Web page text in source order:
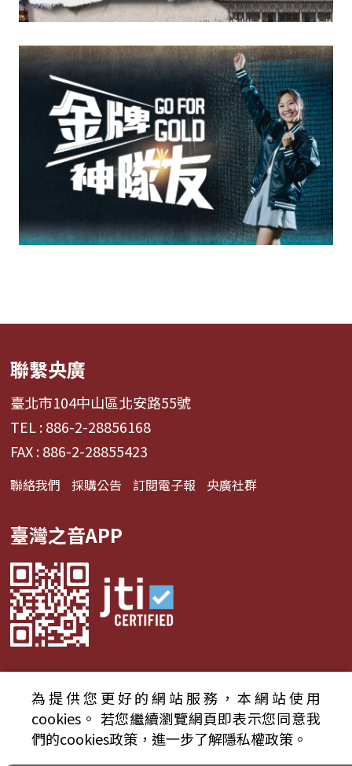
聯繫央廣
臺北市104中山區北安路55號
TEL : 886-2-28856168
FAX : 886-2-28855423
聯絡我們 採購公告 訂閱電子報 央廣社群
臺灣之音APP
© 2024財團法人中央廣播電臺 版權所有
資通安全政策聲明
服務條款 隱私權條款
為提供您更好的網站服務，本網站使用
cookies。 若您繼續瀏覽網頁即表示您同意我
們的cookies政策，進一步了解隱私權政策。